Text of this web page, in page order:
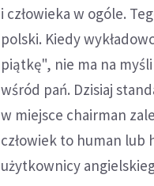
i człowieka w ogóle.
polski. Kiedy
piątkę", nie ma na
wśród pań. Dzisiaj
w miejsce chairman
człowiek to human lub
użytkownicy